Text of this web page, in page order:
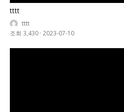
tttt
tttt
조회 3,430 · 2023-07-10